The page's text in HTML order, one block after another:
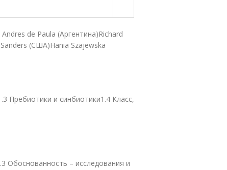
de Paula (Аргентина)Richard
(США)Hania Szajewska
Пребиотики и синбиотики1.4 Класс,
Обоснованность – исследования и